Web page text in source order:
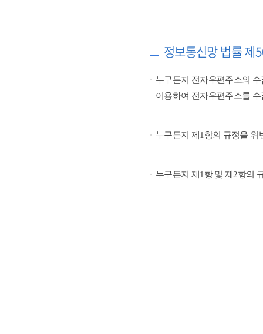
정보통신망 법률 제
누구든지 전자우편주소의
이용하여 전자우편주소를
누구든지 제1항의 규정을 위
누구든지 제1항 및 제2항의